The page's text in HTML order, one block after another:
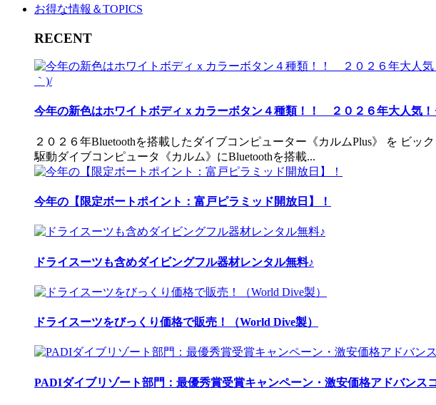
お得な情報＆TOPICS
RECENT
今年の新色はホワイトボディｘカラーボタン４種類！！ ２０２６年大人気！
２０２６年Bluetoothを搭載したダイブコンピューター《カルムPlus》 を ビ
駆動ダイブコンピュータ《カルム》にBluetoothを搭載...
今年の【限定ボートポイント：富戸ピラミッド開放日】！
ドライスーツも含めダイビングフル器材レンタル無料♪
ドライスーツをびっくり価格で販売！（World Dive製）
PADIダイブリゾート部門：最優秀賞受賞キャンペーン・激安価格アドバンス